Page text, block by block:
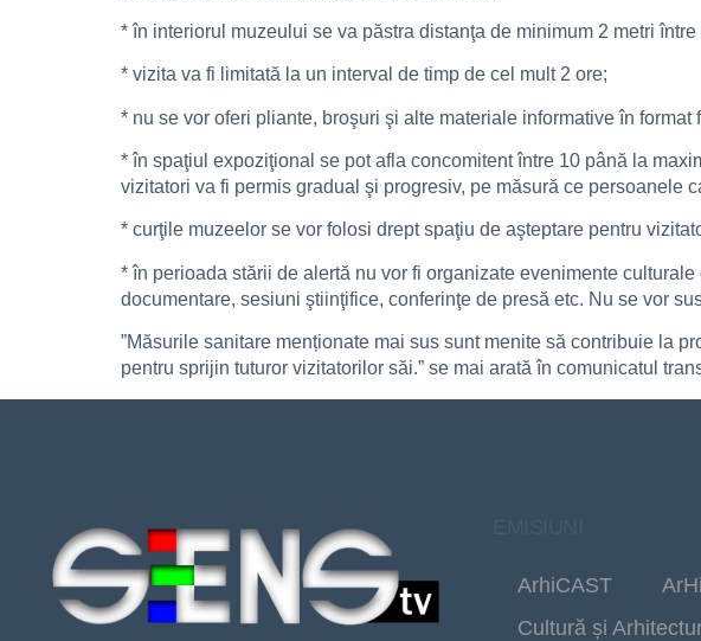
* în interiorul muzeului se va păstra distanţa de minimum 2 metri
* vizita va fi limitată la un interval de timp de cel mult 2 ore;
* nu se vor oferi pliante, broşuri şi alte materiale informative în format
* în spaţiul expoziţional se pot afla concomitent între 10 până la
vizitatori va fi permis gradual şi progresiv, pe măsură ce persoanele
* curţile muzeelor se vor folosi drept spaţiu de aşteptare pentru
* în perioada stării de alertă nu vor fi organizate evenimente
documentare, sesiuni ştiinţifice, conferinţe de presă etc. Nu se vor
”Măsurile sanitare menționate mai sus sunt menite să contribuie la
pentru sprijin tuturor vizitatorilor săi.” se mai arată în comunicatul
ArhiCAST
Cultură și